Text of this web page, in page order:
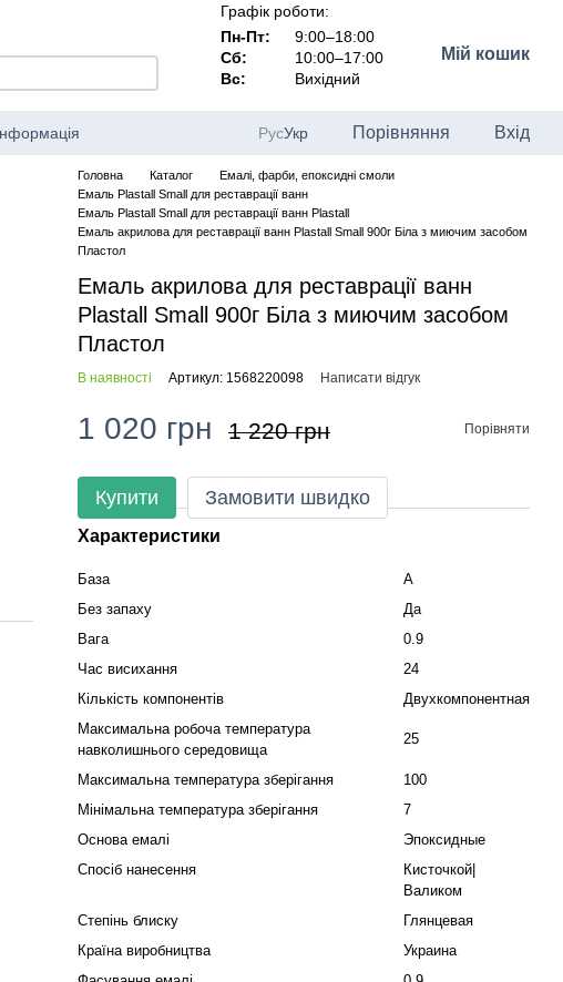
Графік роботи:
Пн-Пт:
9:00–18:00
Сб:
10:00–17:00
Вс:
Вихідний
Мій кошик
РусУкр Порівняння Вхід
Головна Каталог
Емалі, фарби, епоксидні смоли
Емаль Plastall Small для реставрації ванн
Емаль Plastall Small для реставрації ванн Plastall
Емаль акрилова для реставрації ванн Plastall Small 900г Біла з миючим засобом
Пластол
Емаль акрилова для реставрації ванн
Plastall Small 900г Біла з миючим засобом
Пластол
В наявності Артикул: 1568220098 Написати відгук
1 020 грн 1 220 грн Порівняти
Купити Замовити швидко
Характеристики
База
А
Без запаху
Да
Вага
0.9
Час висихання
24
Кількість компонентів
Двухкомпонентная
Максимальна робоча температура
навколишнього середовища
25
Максимальна температура зберігання
100
Мінімальна температура зберігання
7
Основа емалі
Эпоксидные
Спосіб нанесення
Кисточкой|
Валиком
Степінь блиску
Глянцевая
Країна виробництва
Украина